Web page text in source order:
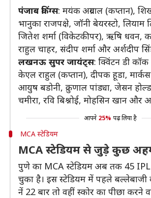
पंजाब किंग्स: मयंक अग्रवाल (कप्तान),
भानुका राजपक्षे, जॉनी बेयरस्टो, लियाम
जितेश शर्मा (विकेटकीपर), ऋषि धवन,
राहुल चाहर, संदीप शर्मा और अर्शदीप
लखनऊ सुपर जायंट्स: क्विंटन डी
केएल राहुल (कप्तान), दीपक हूडा, मार्कस
आयुष बडोनी, क्रुणाल पांड्या, जेसन
चमीरा, रवि बिश्नोई, मोहसिन खान और
आपने 25% पढ़ लिया है
MCA स्टेडियम
MCA स्टेडियम से जुड़े कुछ
पुणे का MCA स्टेडियम अब तक 45
चुका है। इस स्टेडियम में पहले बल्लेबाजी
नें 22 बार तो वहीं स्कोर का पीछा करने